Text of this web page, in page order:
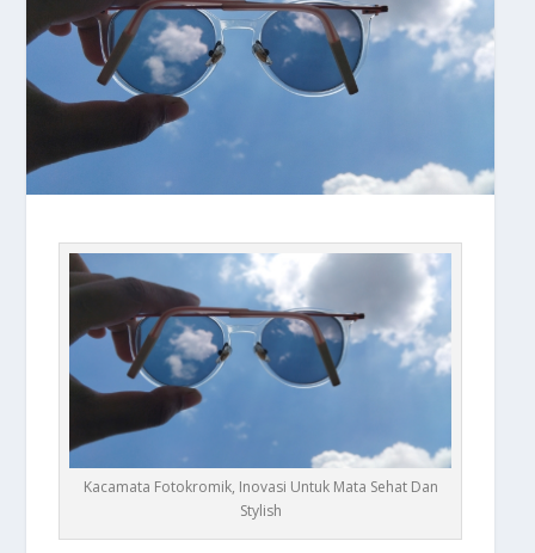
Kacamata Fotokromik, Inovasi Untuk Mata Sehat Dan
Stylish